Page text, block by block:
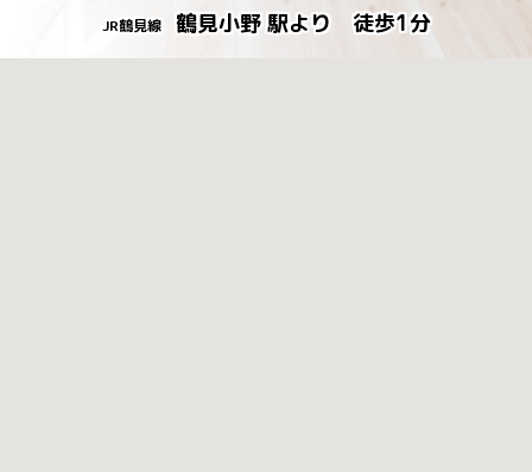
JR鶴見線 鶴見小野 駅より 徒歩1分